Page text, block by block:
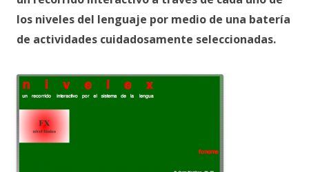
los niveles del lenguaje por medio de una batería
de actividades cuidadosamente seleccionadas.